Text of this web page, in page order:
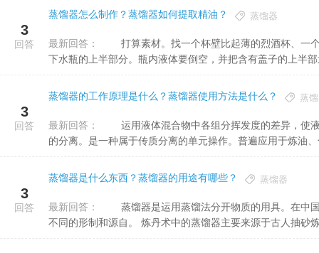
3
回答
蒸馏器怎么制作？蒸馏器如何提取精油？ 蒸馏器
最新回答：
下水瓶的上半部分。瓶内液体要倒空，并把含有盖子的上半
3
回答
蒸馏器的工作原理是什么？蒸馏器使用方法是什么？ 蒸
最新回答：
的分离。是一种属于传质分离的单元操作。普遍应用于炼油
3
回答
蒸馏器是什么东西？蒸馏器的用途有哪些？ 蒸馏器
最新回答：
不同的形制和源自。 炼丹术中的蒸馏器主要来源于古人抽砂